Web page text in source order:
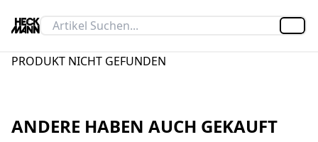
PRODUKT NICHT GEFUNDEN
ANDERE HABEN AUCH GEKAUFT